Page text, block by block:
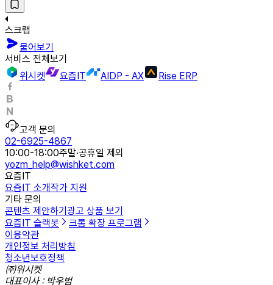
스크랩
물어보기
서비스 전체보기
위시켓
요즘IT AIDP - AX Rise ERP
고객 문의
02-6925-4867
10:00-18:00주말·공휴일 제외
yozm_help@wishket.com
요즘IT
요즘IT 소개작가 지원
기타 문의
콘텐츠 제안하기 광고 상품 보기
요즘IT 슬랙봇
크롬 확장 프로그램
이용약관
개인정보 처리방침
청소년보호정책
㈜위시켓
대표이사 : 박우범